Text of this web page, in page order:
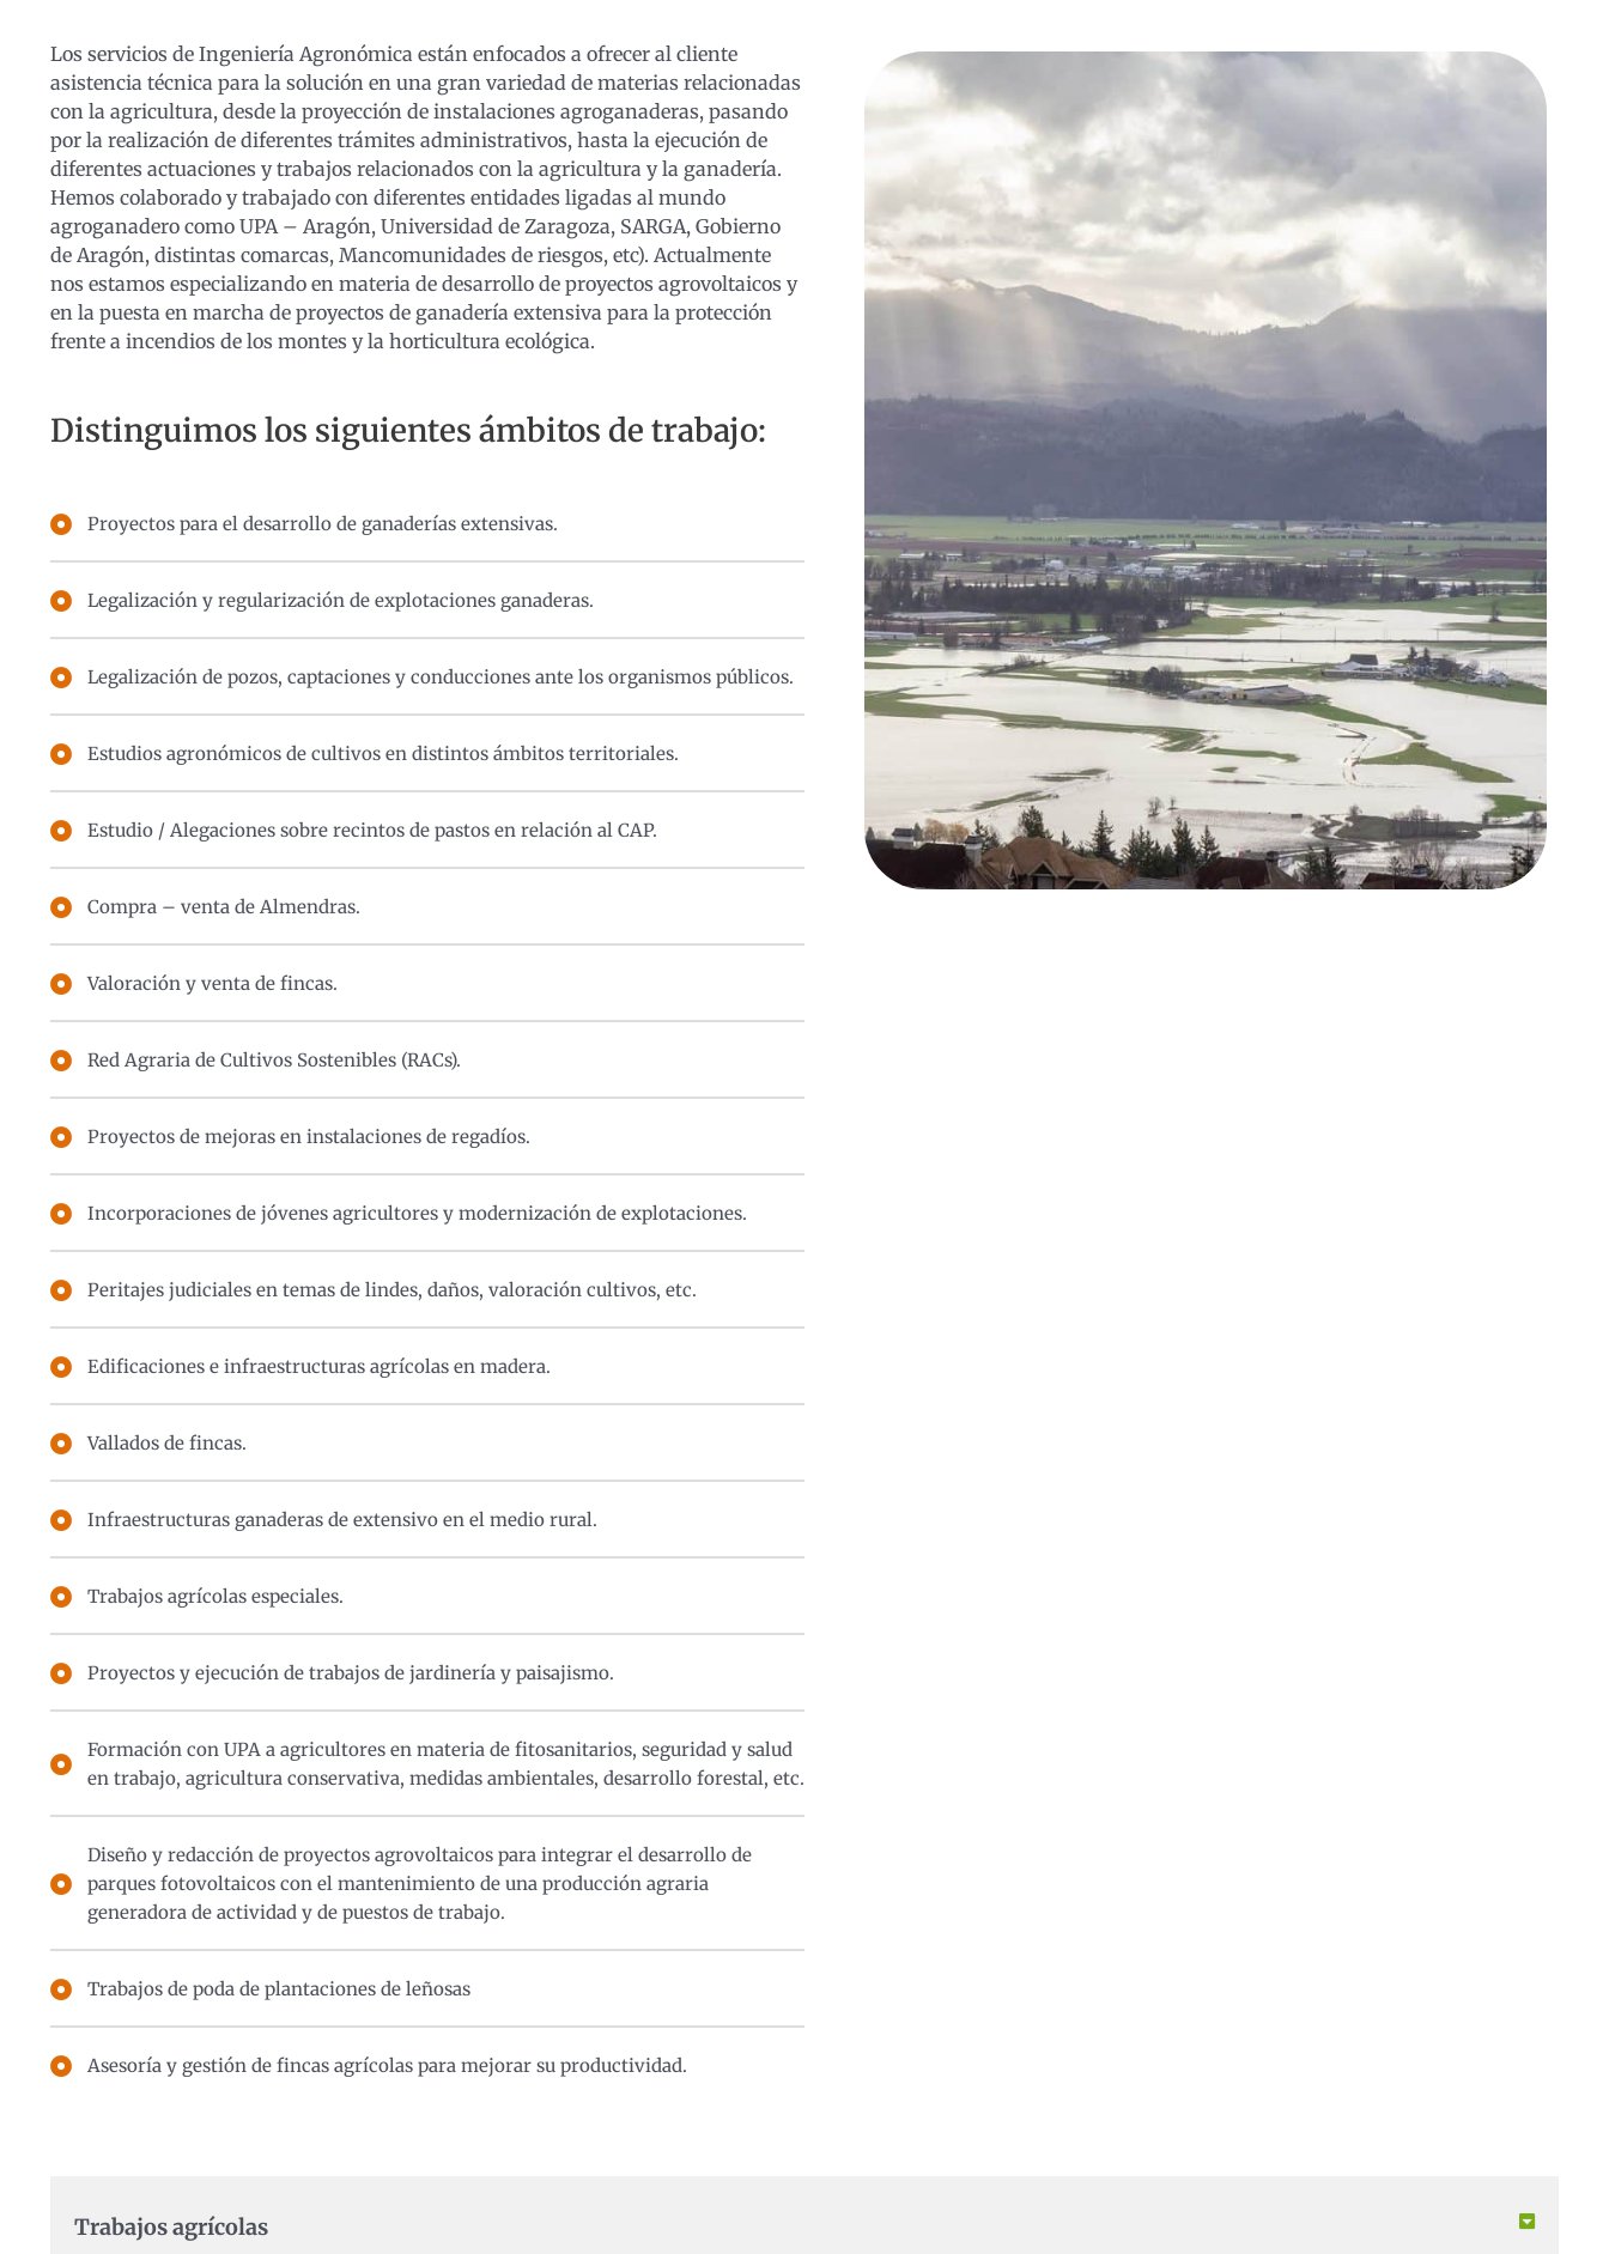
Los servicios de Ingeniería Agronómica están enfocados a ofrecer al cliente
asistencia técnica para la solución en una gran variedad de materias relacionadas
con la agricultura, desde la proyección de instalaciones agroganaderas, pasando
por la realización de diferentes trámites administrativos, hasta la ejecución de
diferentes actuaciones y trabajos relacionados con la agricultura y la ganadería.
Hemos colaborado y trabajado con diferentes entidades ligadas al mundo
agroganadero como UPA – Aragón, Universidad de Zaragoza, SARGA, Gobierno
de Aragón, distintas comarcas, Mancomunidades de riesgos, etc). Actualmente
nos estamos especializando en materia de desarrollo de proyectos agrovoltaicos y
en la puesta en marcha de proyectos de ganadería extensiva para la protección
frente a incendios de los montes y la horticultura ecológica.
Distinguimos los siguientes ámbitos de trabajo:
Proyectos para el desarrollo de ganaderías extensivas.
Legalización y regularización de explotaciones ganaderas.
Legalización de pozos, captaciones y conducciones ante los organismos públicos.
Estudios agronómicos de cultivos en distintos ámbitos territoriales.
Estudio / Alegaciones sobre recintos de pastos en relación al CAP.
Compra – venta de Almendras.
Valoración y venta de fincas.
Red Agraria de Cultivos Sostenibles (RACs).
Proyectos de mejoras en instalaciones de regadíos.
Incorporaciones de jóvenes agricultores y modernización de explotaciones.
Peritajes judiciales en temas de lindes, daños, valoración cultivos, etc.
Edificaciones e infraestructuras agrícolas en madera.
Vallados de fincas.
Infraestructuras ganaderas de extensivo en el medio rural.
Trabajos agrícolas especiales.
Proyectos y ejecución de trabajos de jardinería y paisajismo.
Formación con UPA a agricultores en materia de fitosanitarios, seguridad y salud
en trabajo, agricultura conservativa, medidas ambientales, desarrollo forestal, etc.
Diseño y redacción de proyectos agrovoltaicos para integrar el desarrollo de
parques fotovoltaicos con el mantenimiento de una producción agraria
generadora de actividad y de puestos de trabajo.
Trabajos de poda de plantaciones de leñosas
Asesoría y gestión de fincas agrícolas para mejorar su productividad.
Trabajos agrícolas